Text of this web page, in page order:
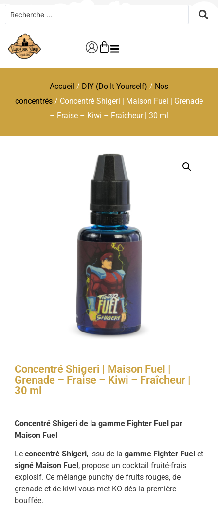
Accueil / DIY (Do It Yourself) / Nos
concentrés / Concentré Shigeri | Maison Fuel | Grenade
– Fraise – Kiwi – Fraîcheur | 30 ml
Concentré Shigeri | Maison Fuel |
Grenade – Fraise – Kiwi – Fraîcheur |
30 ml
Concentré Shigeri de la gamme Fighter Fuel par
Maison Fuel
Le concentré Shigeri, issu de la gamme Fighter Fuel et
signé Maison Fuel , propose un cocktail fruité-frais
explosif. Ce mélange punchy de fruits rouges, de
grenade et de kiwi vous met KO dès la première
bouffée.